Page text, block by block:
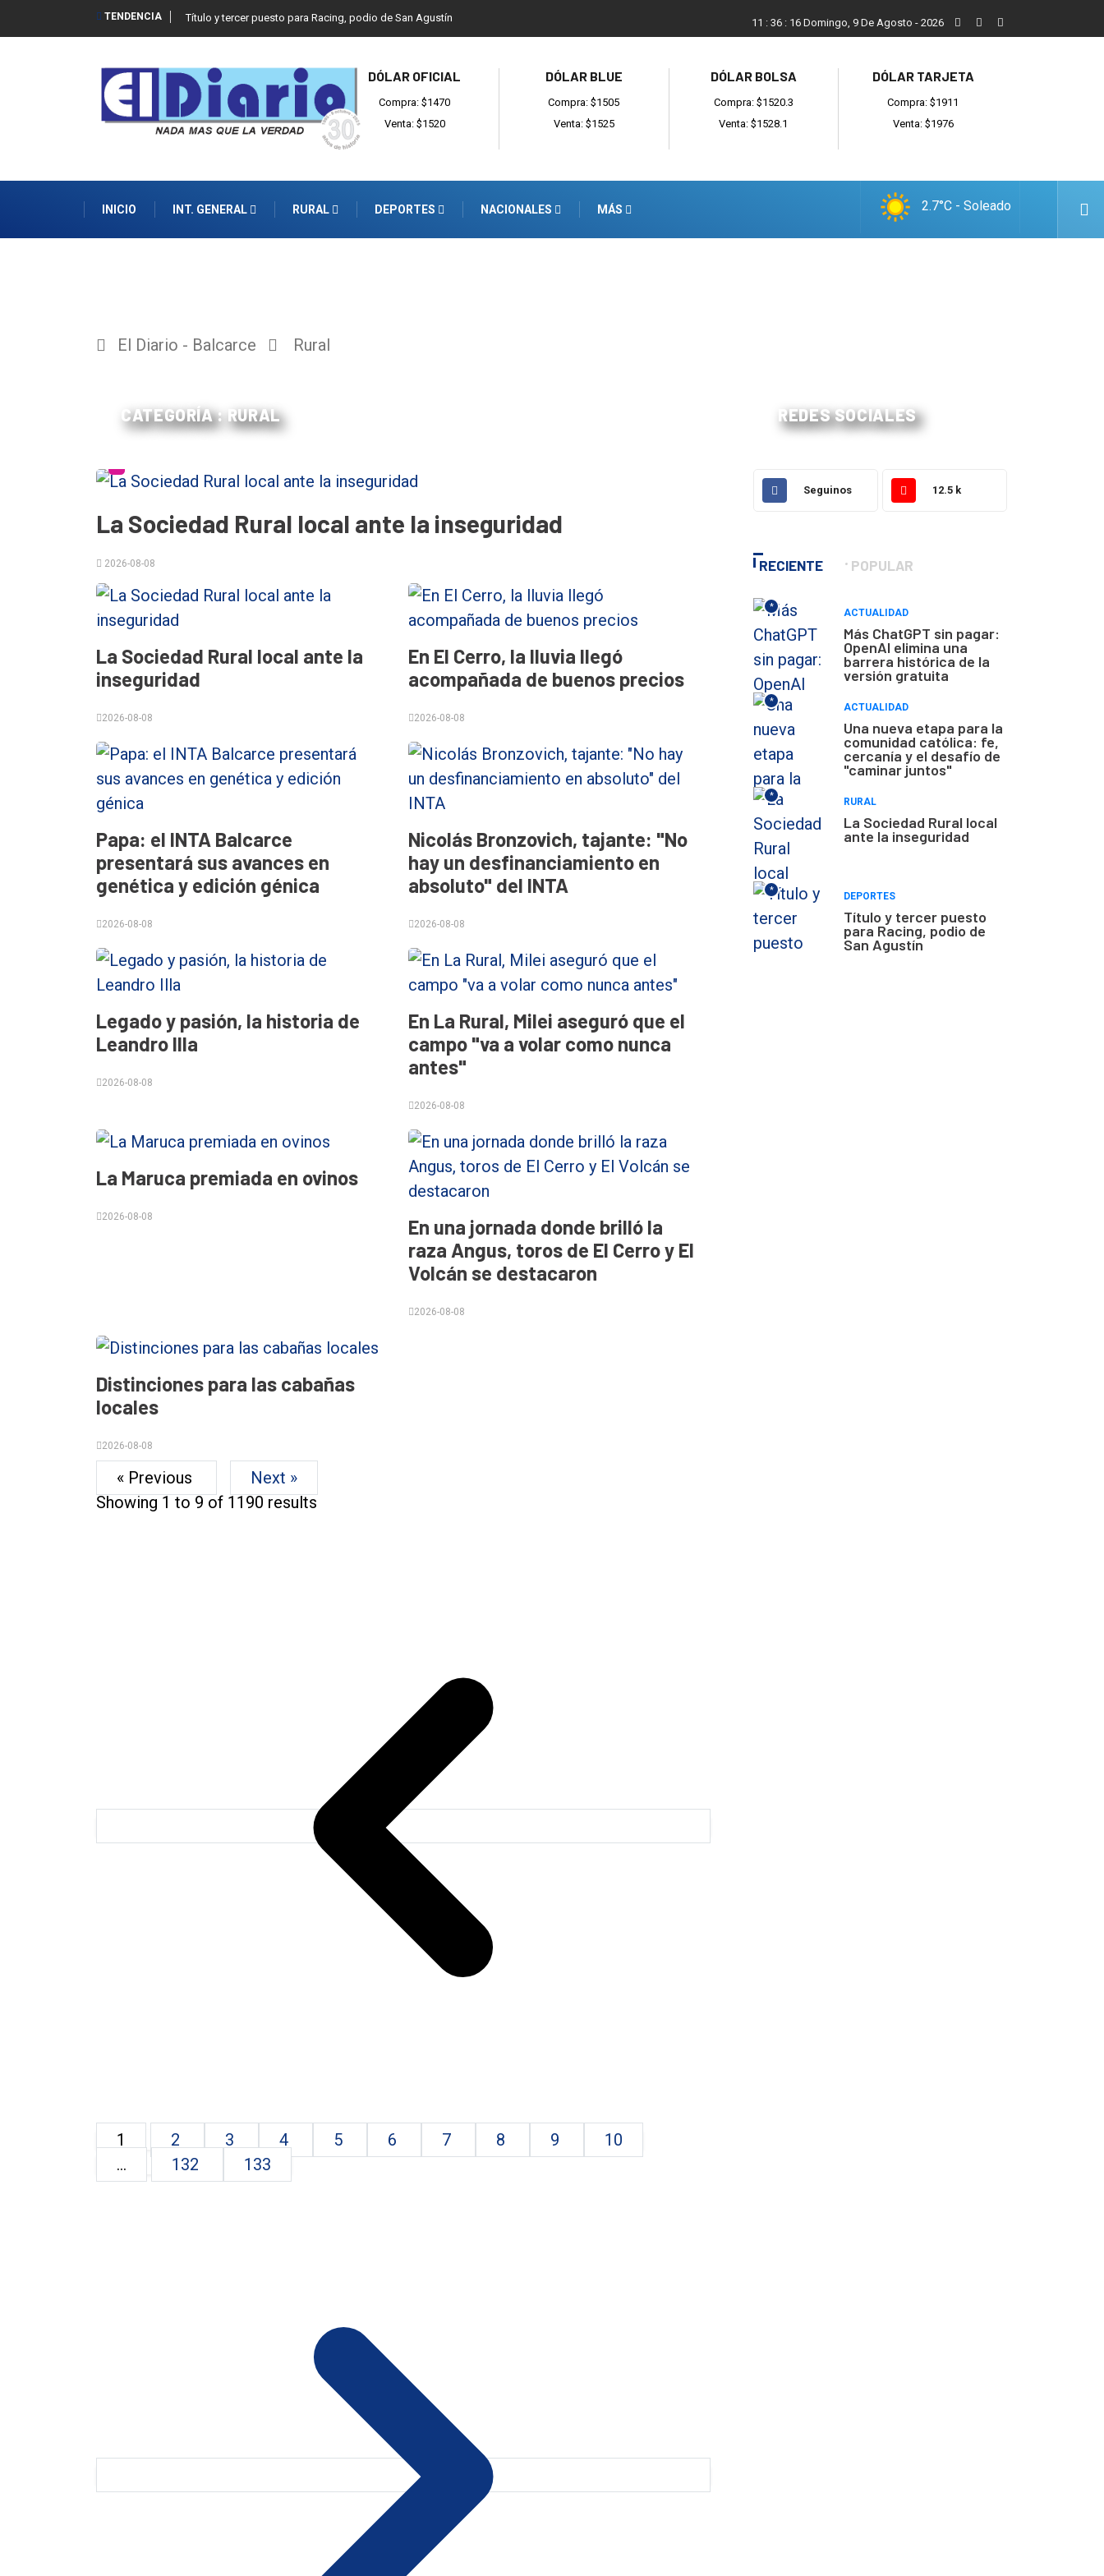
TENDENCIA Título y tercer puesto para Racing, podio de San Agustín San Cayetano, el trabajo y una nueva etapa para la
11 : 36 : 16 Domingo, 9 De Agosto - 2026
DÓLAR OFICIAL
Compra: $1470
Venta: $1520
DÓLAR BLUE
Compra: $1505
Venta: $1525
DÓLAR BOLSA
Compra: $1520.3
Venta: $1528.1
DÓLAR TARJETA
Compra: $1911
Venta: $1976
INICIO INT. GENERAL RURAL DEPORTES NACIONALES MÁS 2.7°C - Soleado
El Diario - Balcarce Rural
CATEGORÍA : RURAL
La Sociedad Rural local ante la inseguridad
2026-08-08
La Sociedad Rural local ante la
inseguridad
2026-08-08
En El Cerro, la lluvia llegó
acompañada de buenos precios
2026-08-08
Papa: el INTA Balcarce
presentará sus avances en
genética y edición génica
2026-08-08
Nicolás Bronzovich, tajante: "No
hay un desfinanciamiento en
absoluto" del INTA
2026-08-08
Legado y pasión, la historia de
Leandro Illa
2026-08-08
En La Rural, Milei aseguró que el
campo "va a volar como nunca
antes"
2026-08-08
La Maruca premiada en ovinos
2026-08-08
En una jornada donde brilló la
raza Angus, toros de El Cerro y El
Volcán se destacaron
2026-08-08
Distinciones para las cabañas
locales
2026-08-08
« Previous
Next »
Showing 1 to 9 of 1190 results
1 2 3 4 5 6 7 8 9
10
...
132 133
REDES SOCIALES
Seguinos 12.5 k
RECIENTE POPULAR
*
ACTUALIDAD
Más ChatGPT sin pagar:
OpenAI elimina una
barrera histórica de la
versión gratuita
*
ACTUALIDAD
Una nueva etapa para la
comunidad católica: fe,
cercanía y el desafío de
"caminar juntos"
*
RURAL
La Sociedad Rural local
ante la inseguridad
*
DEPORTES
Título y tercer puesto
para Racing, podio de
San Agustín